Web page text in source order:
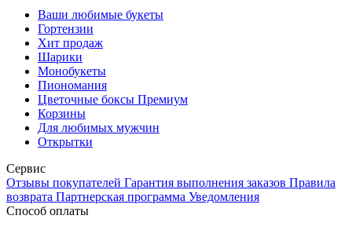
Ваши любимые букеты
Гортензии
Хит продаж
Шарики
Монобукеты
Пиономания
Цветочные боксы Премиум
Корзины
Для любимых мужчин
Открытки
Сервис
Отзывы покупателей Гарантия выполнения заказов Правила
возврата Партнерская программа Уведомления
Способ оплаты